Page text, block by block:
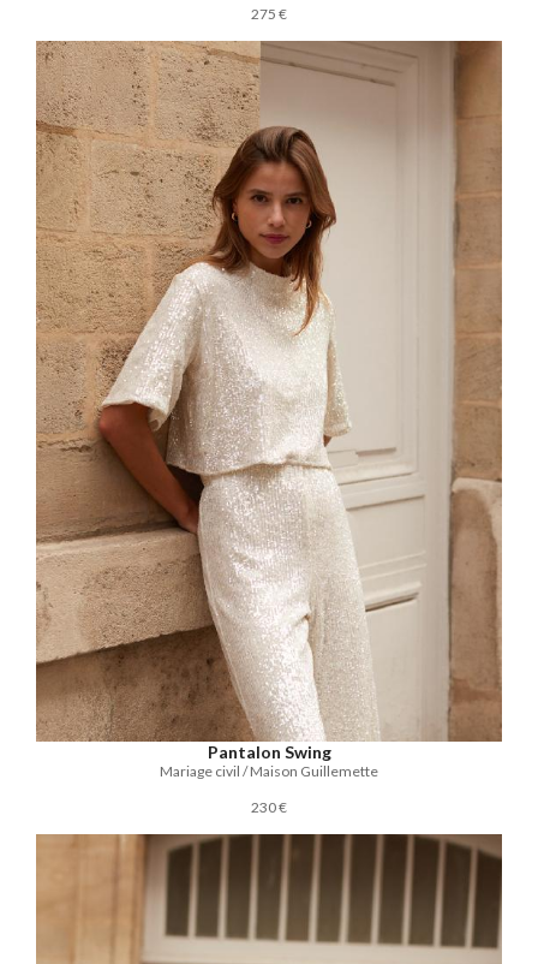
275 €
Pantalon Swing
Mariage civil / Maison Guillemette
230 €